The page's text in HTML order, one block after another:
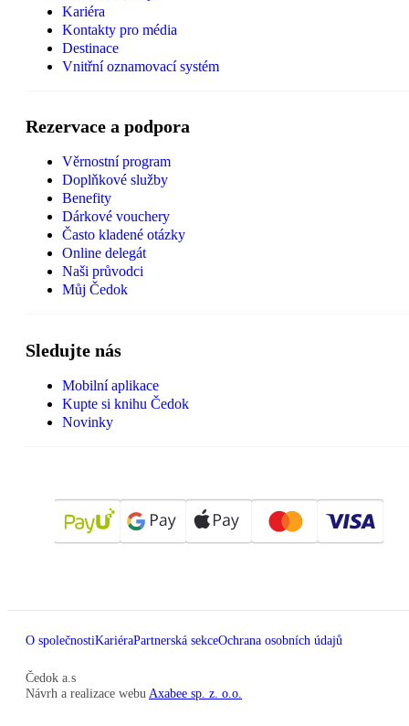
Kariéra
Kontakty pro média
Destinace
Vnitřní oznamovací systém
Rezervace a podpora
Věrnostní program
Doplňkové služby
Benefity
Dárkové vouchery
Často kladené otázky
Online delegát
Naši průvodci
Můj Čedok
Sledujte nás
Mobilní aplikace
Kupte si knihu Čedok
Novinky
O společnostiKariéraPartnerská sekceOchrana osobních údajů
Čedok a.s
Návrh a realizace webu Axabee sp. z. o.o.